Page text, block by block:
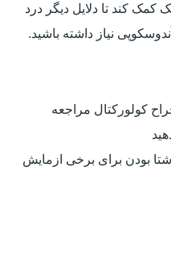
کند تا دلایل دیگر درد
نیاز داشته باشید.
کولورکتال مراجعه
بودن برای برخی ازمایش